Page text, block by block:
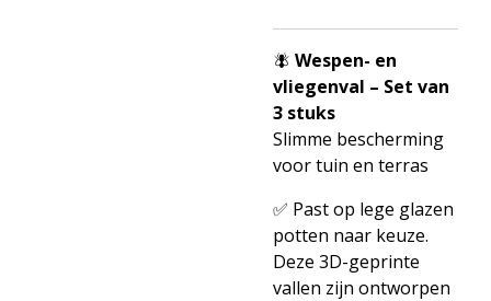
🪰 Wespen- en
vliegenval – Set van
3 stuks
Slimme bescherming
voor tuin en terras
✅ Past op lege glazen
potten naar keuze.
Deze 3D-geprinte
vallen zijn ontworpen